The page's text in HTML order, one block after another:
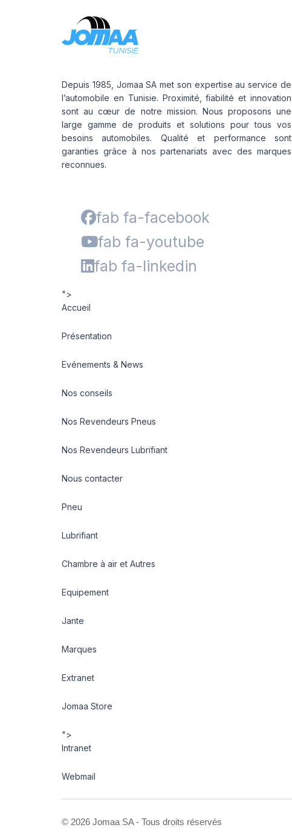
Depuis 1985, Jomaa SA met son expertise au service de
l’automobile en Tunisie. Proximité, fiabilité et innovation
sont au cœur de notre mission. Nous proposons une
large gamme de produits et solutions pour tous vos
besoins automobiles. Qualité et performance sont
garanties grâce à nos partenariats avec des marques
reconnues.
fab fa-facebook
fab fa-youtube
fab fa-linkedin
">
Accueil
Présentation
Evénements & News
Nos conseils
Nos Revendeurs Pneus
Nos Revendeurs Lubrifiant
Nous contacter
Pneu
Lubrifiant
Chambre à air et Autres
Equipement
Jante
Marques
Extranet
Jomaa Store
">
Intranet
Webmail
© 2026 Jomaa SA - Tous droits réservés